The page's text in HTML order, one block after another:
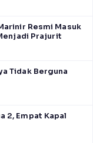
Resmi Masuk
Prajurit
Tidak Berguna
2, Empat Kapal